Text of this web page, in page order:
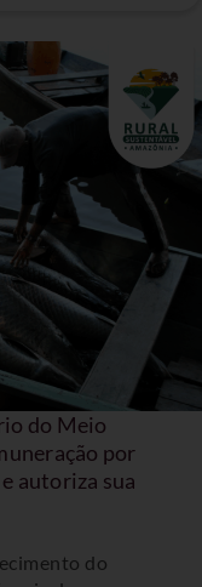
do Meio
por
autoriza sua
do